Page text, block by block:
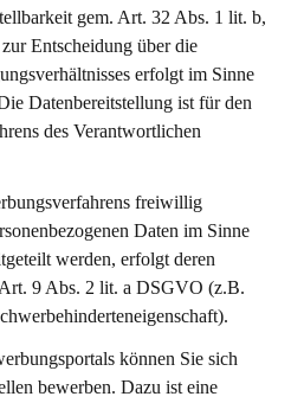
gem. Art. 32 Abs. 1 lit. b,
Entscheidung über die
erfolgt im Sinne
Datenbereitstellung ist für den
des Verantwortlichen
freiwillig
Daten im Sinne
werden, erfolgt deren
9 Abs. 2 lit. a DSGVO (z.B.
können Sie sich
bewerben. Dazu ist eine